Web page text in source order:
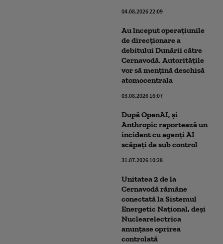
04.08.2026 22:09
Au început operațiunile
de direcționare a
debitului Dunării către
Cernavodă. Autoritățile
vor să mențină deschisă
atomocentrala
03.08.2026 16:07
După OpenAI, și
Anthropic raportează un
incident cu agenți AI
scăpați de sub control
31.07.2026 10:28
Unitatea 2 de la
Cernavodă rămâne
conectată la Sistemul
Energetic Naţional, deși
Nuclearelectrica
anunțase oprirea
controlată